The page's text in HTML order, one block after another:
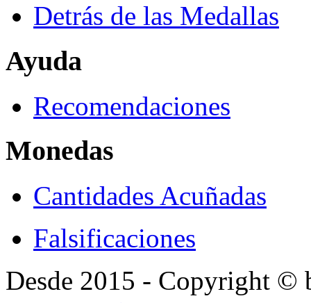
Detrás de las Medallas
Ayuda
Recomendaciones
Monedas
Cantidades Acuñadas
Falsificaciones
Desde 2015 - Copyright ©